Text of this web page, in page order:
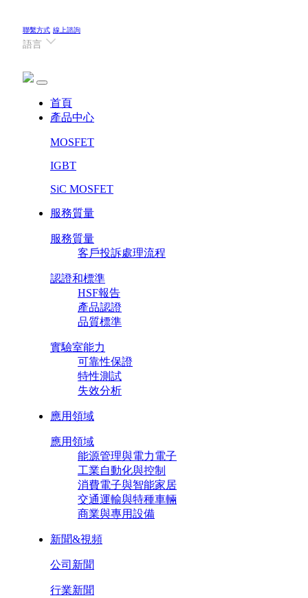
聯繫方式 線上諮詢
語言
首頁(current)
產品中心
MOSFET
IGBT
SiC MOSFET
服務質量
服務質量
客戶投訴處理流程
認證和標準
HSF報告
產品認證
品質標準
實驗室能力
可靠性保證
特性測試
失效分析
應用領域
應用領域
能源管理與電力電子
工業自動化與控制
消費電子與智能家居
交通運輸與特種車輛
商業與專用設備
新聞&視頻
公司新聞
行業新聞